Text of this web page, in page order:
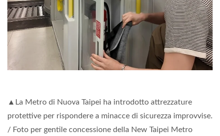
▲La Metro di Nuova Taipei ha introdotto attrezzature
protettive per rispondere a minacce di sicurezza improvvise.
/ Foto per gentile concessione della New Taipei Metro